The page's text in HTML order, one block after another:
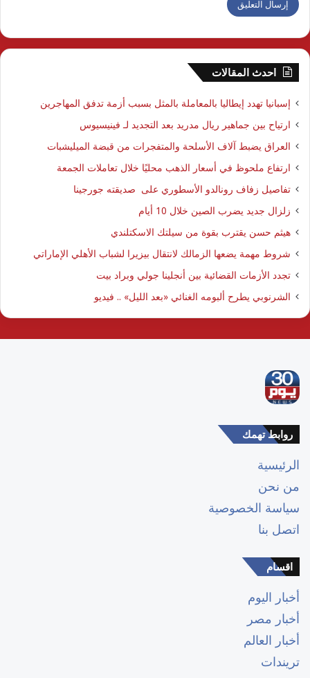
احدث المقالات
إسبانيا تهدد إيطاليا بالمعاملة بالمثل بسبب أزمة تدفق المهاجرين
ارتياح بين جماهير ريال مدريد بعد التجديد لـ فينيسيوس
العراق يضبط آلاف الأسلحة والمتفجرات من قبضة الميليشبات
ارتفاع ملحوظ في أسعار الذهب محليًا خلال تعاملات الجمعة
تفاصيل زفاف رونالدو الأسطوري على صديقته جورجينا
زلزال جديد يضرب الصين خلال 10 أيام
هيثم حسن يقترب بقوة من سيلتك الاسكتلندي
شروط مهمة يضعها الزمالك لانتقال بيزيرا لشباب الأهلي الإماراتي
تجدد الأزمات القضائية بين أنجلينا جولي وبراد بيت
الشرنوبي يطرح ألبومه الغنائي «بعد الليل» .. فيديو
روابط تهمك
الرئيسية
من نحن
سياسة الخصوصية
اتصل بنا
اقسام
أخبار اليوم
أخبار مصر
أخبار العالم
تريندات